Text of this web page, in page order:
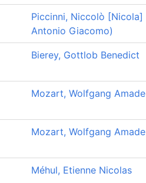
Piccinni, Niccolò [Nicola]
Antonio Giacomo)
Bierey, Gottlob Benedict
Mozart, Wolfgang
Mozart, Wolfgang
Méhul, Etienne Nicolas